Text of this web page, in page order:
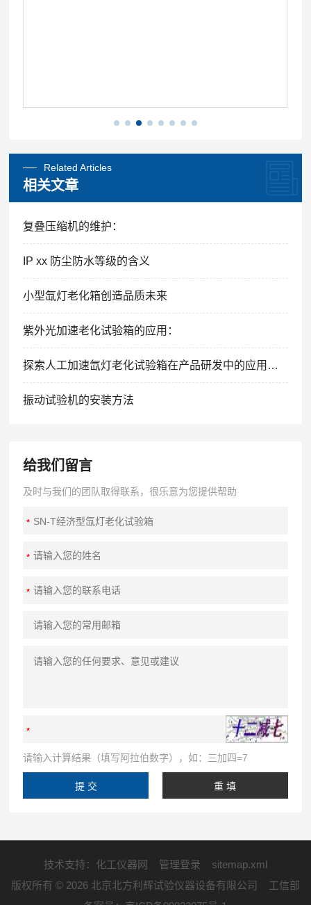
Related Articles
相关文章
复叠压缩机的维护：
IP xx 防尘防水等级的含义
小型氙灯老化箱创造品质未来
紫外光加速老化试验箱的应用：
探索人工加速氙灯老化试验箱在产品研发中的应用价值
振动试验机的安装方法
给我们留言
及时与我们的团队取得联系，很乐意为您提供帮助
请输入计算结果（填写阿拉伯数字），如：三加四=7
技术支持： 化工仪器网 管理登录
sitemap.xml
版权所有 © 2026 北京北方利辉试验仪器设备有限公司 工信部